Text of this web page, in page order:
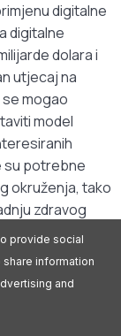
digitalne
digitalne
dolara i
utjecaj na
se mogao
model
su potrebne
okruženja, tako
zdravog
provide social
information
and